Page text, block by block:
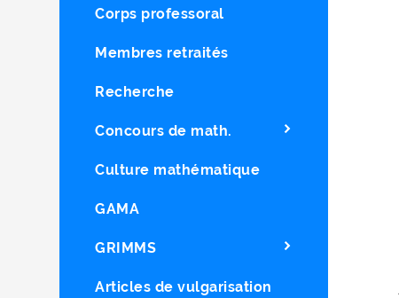
Corps professoral
Membres retraités
Recherche
Concours de math.
Culture mathématique
GAMA
GRIMMS
Articles de vulgarisation